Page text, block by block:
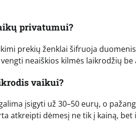
privatumui?
prekių ženklai šifruoja
neaiškios kilmės laikrodžių
vaikui?
įsigyti už 30–50 eurų, o
atkreipti dėmesį ne tik į kainą,